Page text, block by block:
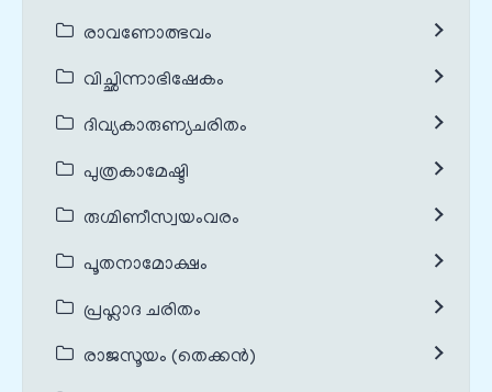
രാവണോത്ഭവം
വിച്ഛിന്നാഭിഷേകം
ദിവ്യകാരുണ്യചരിതം
പുത്രകാമേഷ്ടി
രുഗ്മിണീസ്വയംവരം
പൂതനാമോക്ഷം
പ്രഹ്ലാദ ചരിതം
രാജസൂയം (തെക്കൻ)